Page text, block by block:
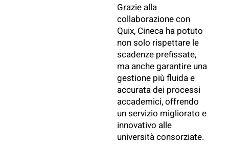
Grazie alla
collaborazione con
Quix, Cineca ha potuto
non solo rispettare le
scadenze prefissate,
ma anche garantire una
gestione più fluida e
accurata dei processi
accademici, offrendo
un servizio migliorato e
innovativo alle
università consorziate.